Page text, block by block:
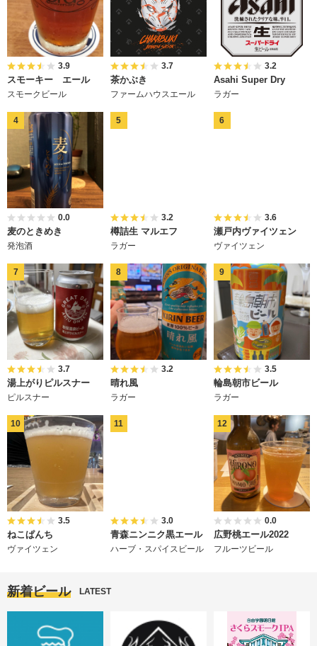
3.9
スモーキー エール
スモークビール
3.7
茶かぶき
ファームハウスエール
3.2
Asahi Super Dry
ラガー
0.0
麦のときめき
発泡酒
3.2
樽詰生 マルエフ
ラガー
3.6
瀬戸内ヴァイツェン
ヴァイツェン
3.7
湯上がりピルスナー
ピルスナー
3.2
晴れ風
ラガー
3.5
輪島朝市ビール
ラガー
3.5
ねこぱんち
ヴァイツェン
3.0
青森ニンニク黒エール
ハーブ・スパイスビール
0.0
広野桃エール2022
フルーツビール
新着ビール LATEST